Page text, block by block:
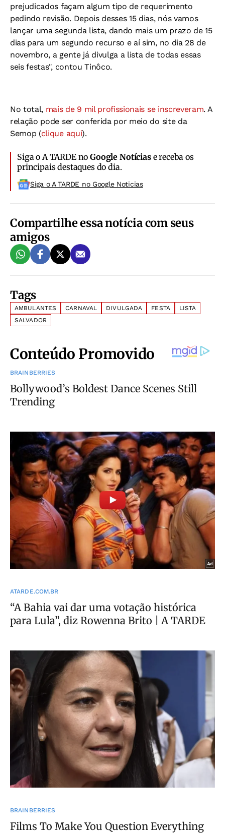
prejudicados façam algum tipo de requerimento
pedindo revisão. Depois desses 15 dias, nós vamos
lançar uma segunda lista, dando mais um prazo de 15
dias para um segundo recurso e aí sim, no dia 28 de
novembro, a gente já divulga a lista de todas essas
seis festas", contou Tinôco.
No total, mais de 9 mil profissionais se inscreveram. A
relação pode ser conferida por meio do site da
Semop (clique aqui).
Siga o A TARDE noGoogle Notíciase receba os
principais destaques do dia.
Siga o A TARDE no Google Noticias
Compartilhe essa notícia com seus
amigos
Tags
AMBULANTES CARNAVAL DIVULGADA FESTA
LISTA
SALVADOR